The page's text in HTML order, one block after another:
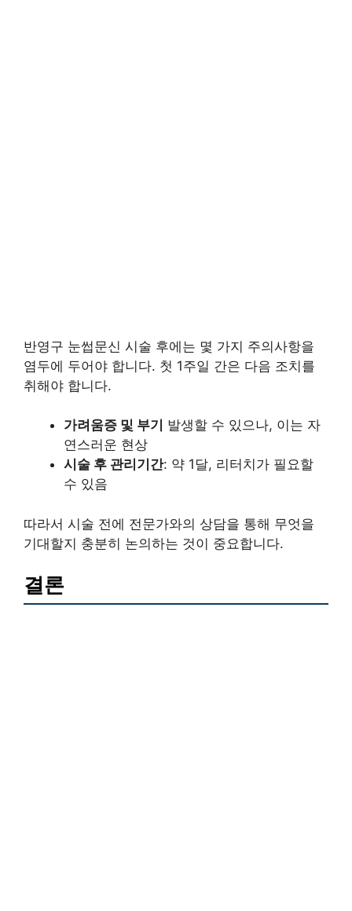
반영구 눈썹문신 시술 후에는 몇 가지 주의사항을
염두에 두어야 합니다. 첫 1주일 간은 다음 조치를
취해야 합니다.
가려움증 및 부기
발생할 수 있으나, 이는 자
연스러운 현상
시술 후 관리기간: 약 1달, 리터치가 필요할
수 있음
따라서 시술 전에 전문가와의 상담을 통해 무엇을
기대할지 충분히 논의하는 것이 중요합니다.
결론